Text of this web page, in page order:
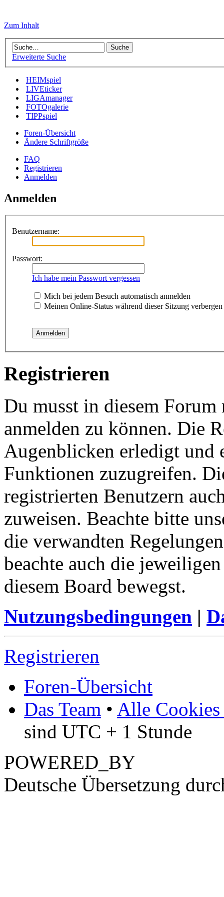
Zum Inhalt
Erweiterte Suche
HEIMspiel
LIVEticker
LIGAmanager
FOTOgalerie
TIPPspiel
Foren-Übersicht
Ändere Schriftgröße
FAQ
Registrieren
Anmelden
Anmelden
Benutzername:
Passwort:
Ich habe mein Passwort vergessen
Mich bei jedem Besuch automatisch anmelden
Meinen Online-Status während dieser Sitzung verbergen
Registrieren
Du musst in diesem
anmelden zu können. Die
Augenblicken erledigt und
Funktionen zuzugreifen.
registrierten Benutzern
zuweisen. Beachte bitte
die verwandten
beachte auch die
diesem Board bewegst.
Nutzungsbedingungen |
Registrieren
Foren-Übersicht
Das Team • Alle Cookies
sind UTC + 1 Stunde
POWERED_BY
Deutsche Übersetzung